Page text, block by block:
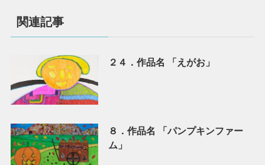
関連記事
２４．作品名 「えがお」
８．作品名 「パンプキンファー
ム」